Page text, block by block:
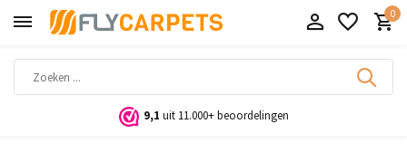
0
9,1 uit 11.000+ beoordelingen